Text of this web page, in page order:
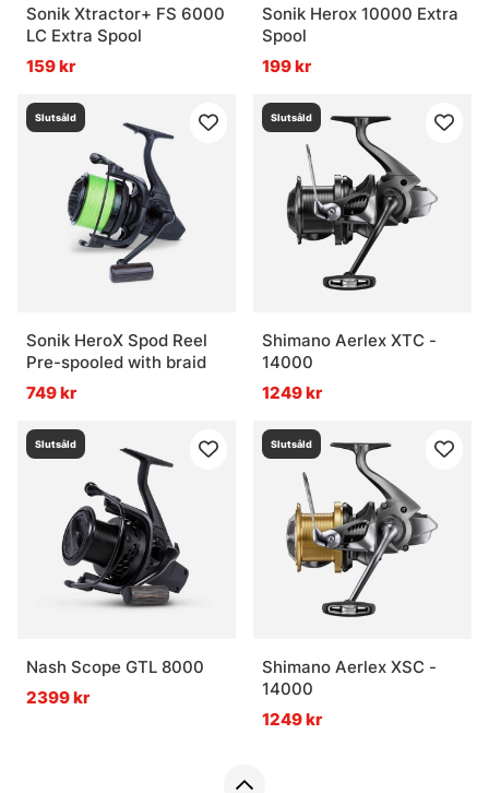
Sonik Xtractor+ FS 6000
LC Extra Spool
159 kr
Sonik Herox 10000 Extra
Spool
199 kr
Slutsåld
Sonik HeroX Spod Reel
Pre-spooled with braid
749 kr
Slutsåld
Shimano Aerlex XTC -
14000
1249 kr
Slutsåld
Nash Scope GTL 8000
2399 kr
Slutsåld
Shimano Aerlex XSC -
14000
1249 kr